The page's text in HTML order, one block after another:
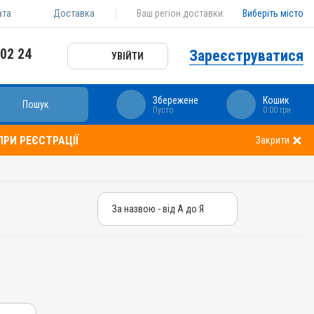
Доставка Ваш регіон доставки: Виберіть місто
24 УВІЙТИ Зареєструватися
Пошук Збережене
Пусто
Кошик
0.00 грн
РЕЄСТРАЦІЇ Закрити
За назвою - від А до Я